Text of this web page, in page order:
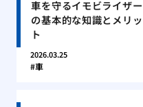
車を守るイモビライザー
の基本的な知識とメリッ
ト
2026.03.25
車